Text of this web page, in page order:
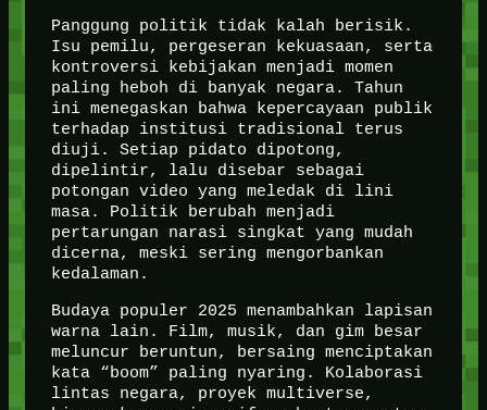
Panggung politik tidak kalah berisik.
Isu pemilu, pergeseran kekuasaan, serta
kontroversi kebijakan menjadi momen
paling heboh di banyak negara. Tahun
ini menegaskan bahwa kepercayaan publik
terhadap institusi tradisional terus
diuji. Setiap pidato dipotong,
dipelintir, lalu disebar sebagai
potongan video yang meledak di lini
masa. Politik berubah menjadi
pertarungan narasi singkat yang mudah
dicerna, meski sering mengorbankan
kedalaman.
Budaya populer 2025 menambahkan lapisan
warna lain. Film, musik, dan gim besar
meluncur beruntun, bersaing menciptakan
kata “boom” paling nyaring. Kolaborasi
lintas negara, proyek multiverse,